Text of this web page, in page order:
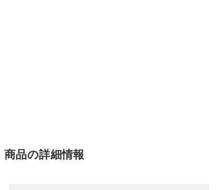
商品の詳細情報